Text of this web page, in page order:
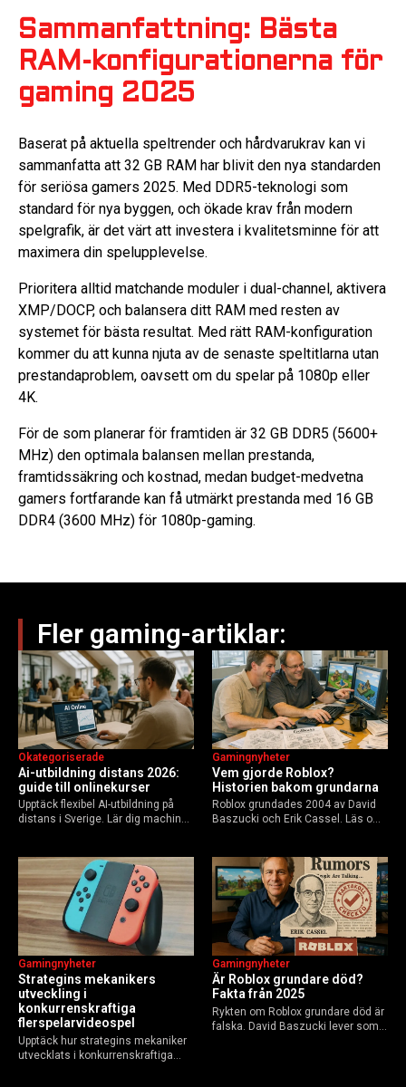
Sammanfattning: Bästa
RAM-konfigurationerna för
gaming 2025
Baserat på aktuella speltrender och hårdvarukrav kan vi
sammanfatta att 32 GB RAM har blivit den nya standarden
för seriösa gamers 2025. Med DDR5-teknologi som
standard för nya byggen, och ökade krav från modern
spelgrafik, är det värt att investera i kvalitetsminne för att
maximera din spelupplevelse.
Prioritera alltid matchande moduler i dual-channel, aktivera
XMP/DOCP, och balansera ditt RAM med resten av
systemet för bästa resultat. Med rätt RAM-konfiguration
kommer du att kunna njuta av de senaste speltitlarna utan
prestandaproblem, oavsett om du spelar på 1080p eller
4K.
För de som planerar för framtiden är 32 GB DDR5 (5600+
MHz) den optimala balansen mellan prestanda,
framtidssäkring och kostnad, medan budget-medvetna
gamers fortfarande kan få utmärkt prestanda med 16 GB
DDR4 (3600 MHz) för 1080p-gaming.
Fler gaming-artiklar:
Ai-utbildning distans 2026:
guide till onlinekurser
Okategoriserade
Upptäck flexibel AI-utbildning på
distans i Sverige. Lär dig machine
Guide för nybörjare och
yrkesverksamma som vill bygga…
Vem gjorde Roblox?
Historien bakom grundarna
Gamingnyheter
Roblox grundades 2004 av David
Baszucki och Erik Cassel. Läs om
användare 2025, och vad som
händer inför 2026.
Strategins mekanikers
utveckling i
konkurrenskraftiga
flerspelarvideospel
Gamingnyheter
Upptäck hur strategins mekaniker
utvecklats i konkurrenskraftiga
Är Roblox grundare död?
Fakta från 2025
Gamingnyheter
Rykten om Roblox grundare död är
falska. David Baszucki lever som